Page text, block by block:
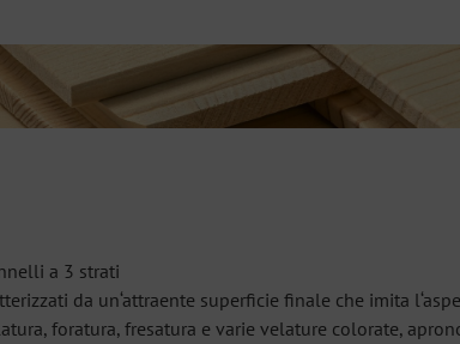
a 3 strati
da un‘attraente superficie finale che imita
foratura, fresatura e varie velature colorate,